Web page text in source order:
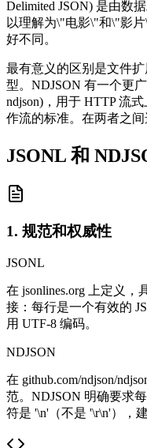
Delimited JSON) 是由数
以理解为\"电影\"和\"影
好不同。
最有意义的区别是文件扩
型。NDJSON 有一个更
ndjson)，用于 HTTP 流
作流的标准。在两者之
JSONL 和
1. 规范和权威性
JSONL
在 jsonlines.org 上定义
接：每行是一个有效的
用 UTF-8 编码。
NDJSON
在 github.com/ndjson/
范。NDJSON 明确要求
符是 '\n'（不是 '\r\n'），